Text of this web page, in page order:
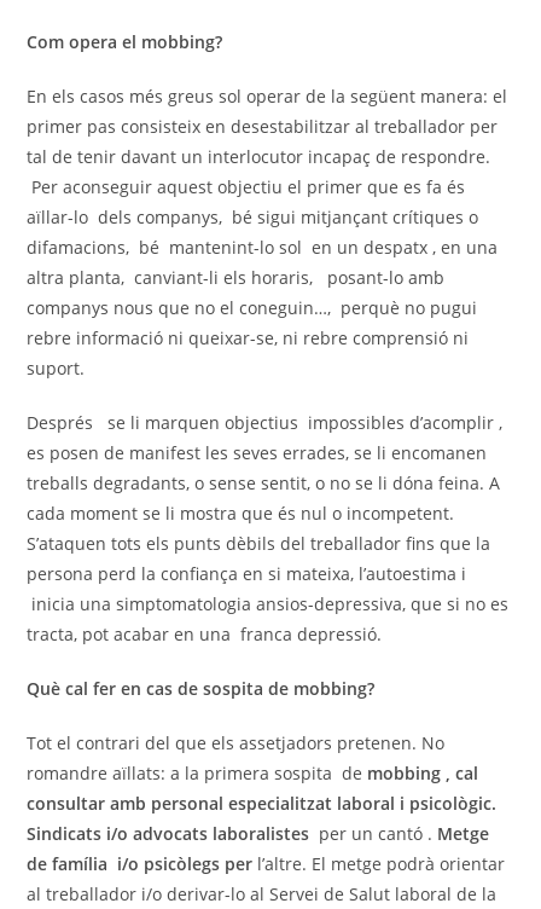
Com opera el mobbing?
En els casos més greus sol operar de la següent manera: el
primer pas consisteix en desestabilitzar al treballador per
tal de tenir davant un interlocutor incapaç de respondre.
Per aconseguir aquest objectiu el primer que es fa és
aïllar-lo dels companys, bé sigui mitjançant crítiques o
difamacions, bé mantenint-lo sol en un despatx , en una
altra planta, canviant-li els horaris, posant-lo amb
companys nous que no el coneguin…, perquè no pugui
rebre informació ni queixar-se, ni rebre comprensió ni
suport.
Després se li marquen objectius impossibles d’acomplir ,
es posen de manifest les seves errades, se li encomanen
treballs degradants, o sense sentit, o no se li dóna feina. A
cada moment se li mostra que és nul o incompetent.
S’ataquen tots els punts dèbils del treballador fins que la
persona perd la confiança en si mateixa, l’autoestima i
inicia una simptomatologia ansios-depressiva, que si no es
tracta, pot acabar en una franca depressió.
Què cal fer en cas de sospita de mobbing?
Tot el contrari del que els assetjadors pretenen. No
romandre aïllats: a la primera sospita de mobbing , cal
consultar amb personal especialitzat laboral i psicològic.
Sindicats i/o advocats laboralistes per un cantó . Metge
de família i/o psicòlegs per l’altre. El metge podrà orientar
al treballador i/o derivar-lo al Servei de Salut laboral de la